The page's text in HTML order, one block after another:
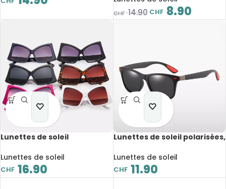
CHF14.90 CHF 8.90
Lunettes de soleil
papillon Valentino, UV400
Lunettes de soleil
CHF 16.90
Lunettes de soleil polarisées,
rayonnement, UV400
Lunettes de soleil
CHF 11.90